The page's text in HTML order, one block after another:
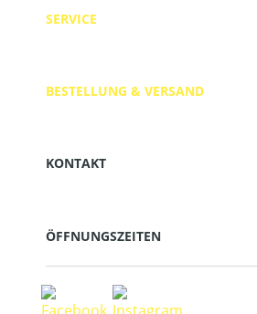
SERVICE
BESTELLUNG & VERSAND
KONTAKT
ÖFFNUNGSZEITEN